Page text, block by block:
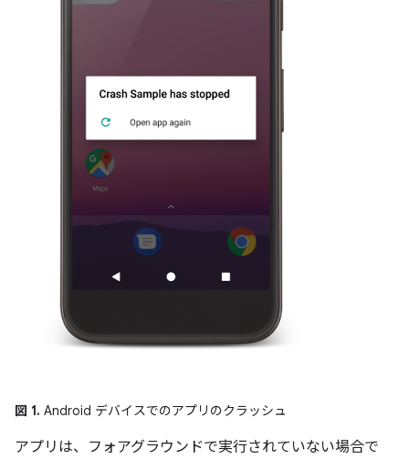
図 1. Android デバイスでのアプリのクラッシュ
アプリは、フォアグラウンドで実行されていない場合で